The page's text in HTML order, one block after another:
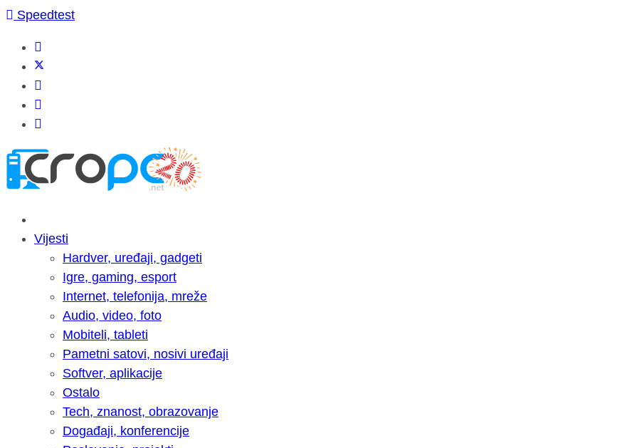
Speedtest
Vijesti
Hardver, uređaji, gadgeti
Igre, gaming, esport
Internet, telefonija, mreže
Audio, video, foto
Mobiteli, tableti
Pametni satovi, nosivi uređaji
Softver, aplikacije
Ostalo
Tech, znanost, obrazovanje
Događaji, konferencije